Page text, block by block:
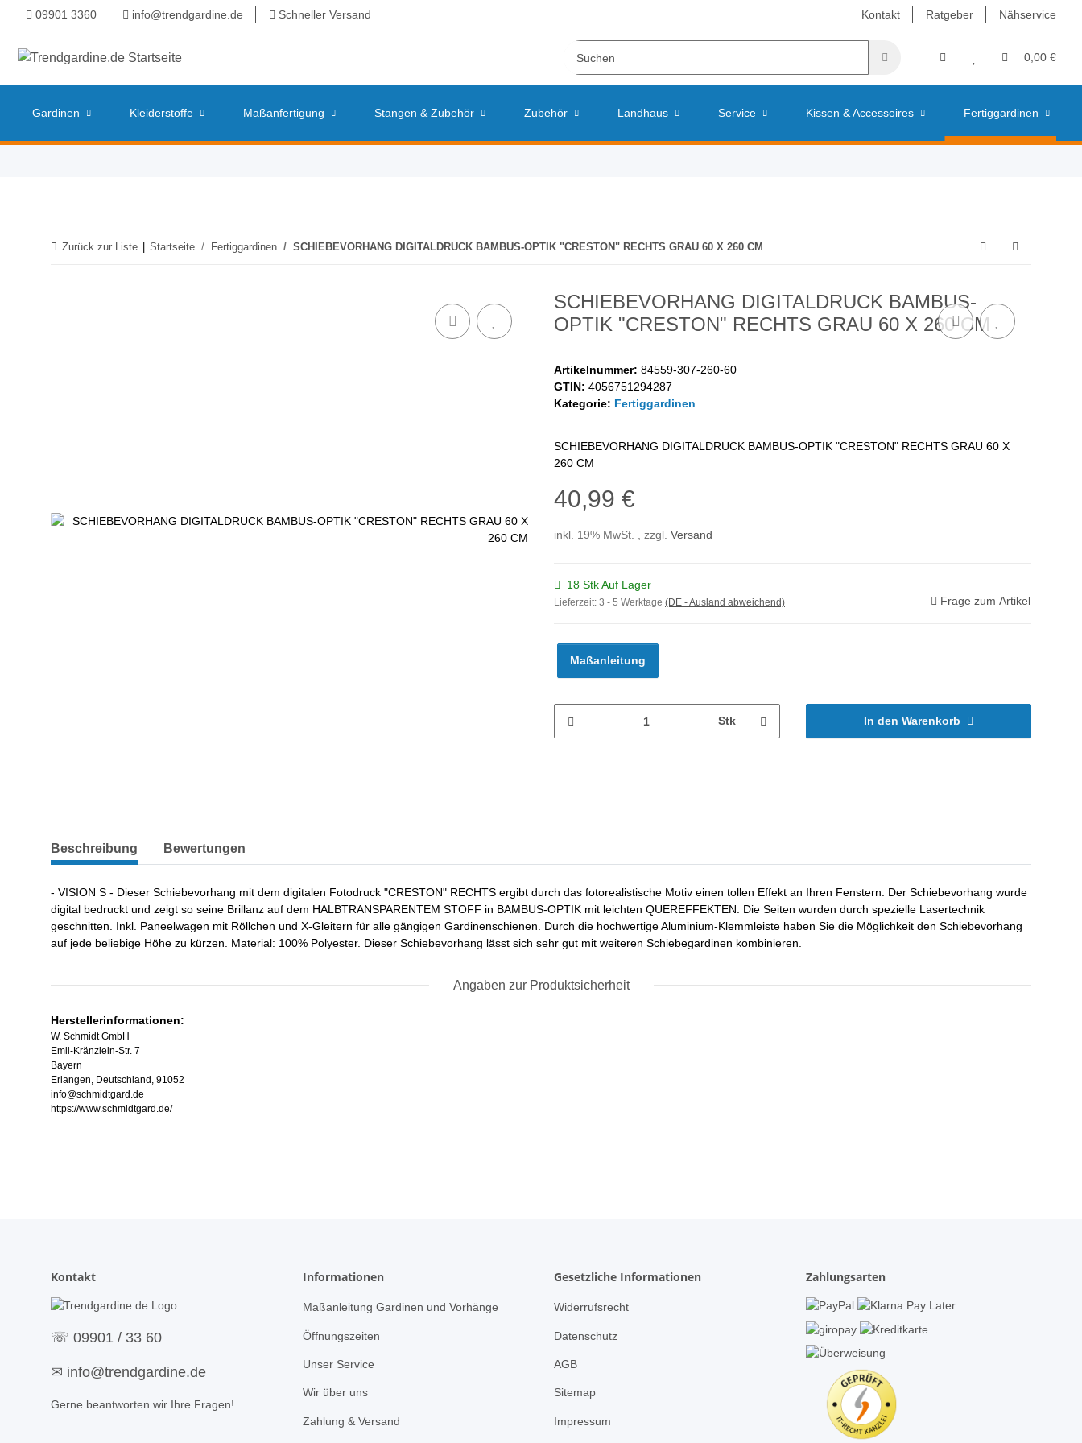
Kontakt Ratgeber Nähservice
09901 3360 info@trendgardine.de Schneller Versand
0,00 €
Gardinen Kleiderstoffe Maßanfertigung Stangen & Zubehör Zubehör Landhaus Service Kissen & Accessoires Fertiggardinen
Zurück zur Liste Startseite Fertiggardinen SCHIEBEVORHANG DIGITALDRUCK BAMBUS-OPTIK "CRESTON" RECHTS GRAU 60 X 260 CM
SCHIEBEVORHANG DIGITALDRUCK BAMBUS-
OPTIK "CRESTON" RECHTS GRAU 60 X 260 CM
Artikelnummer: 84559-307-260-60
GTIN: 4056751294287
Kategorie: Fertiggardinen
SCHIEBEVORHANG DIGITALDRUCK BAMBUS-OPTIK "CRESTON" RECHTS GRAU 60 X
260 CM
40,99 €
inkl. 19% MwSt. , zzgl. Versand
18 Stk Auf Lager
Lieferzeit: 3 - 5 Werktage (DE - Ausland abweichend) Frage zum Artikel
Maßanleitung
Stk In den Warenkorb
Beschreibung Bewertungen
- VISION S - Dieser Schiebevorhang mit dem digitalen Fotodruck "CRESTON" RECHTS ergibt durch das fotorealistische Motiv einen tollen Effekt an Ihren Fenstern. Der Schiebevorhang wurde
digital bedruckt und zeigt so seine Brillanz auf dem HALBTRANSPARENTEM STOFF in BAMBUS-OPTIK mit leichten QUEREFFEKTEN. Die Seiten wurden durch spezielle Lasertechnik
geschnitten. Inkl. Paneelwagen mit Röllchen und X-Gleitern für alle gängigen Gardinenschienen. Durch die hochwertige Aluminium-Klemmleiste haben Sie die Möglichkeit den Schiebevorhang
auf jede beliebige Höhe zu kürzen. Material: 100% Polyester. Dieser Schiebevorhang lässt sich sehr gut mit weiteren Schiebegardinen kombinieren.
Angaben zur Produktsicherheit
Herstellerinformationen:
W. Schmidt GmbH
Emil-Kränzlein-Str. 7
Bayern
Erlangen, Deutschland, 91052
info@schmidtgard.de
https://www.schmidtgard.de/
Kontakt
☏ 09901 / 33 60
✉ info@trendgardine.de
Gerne beantworten wir Ihre Fragen!
Informationen
Maßanleitung Gardinen und Vorhänge
Öffnungszeiten
Unser Service
Wir über uns
Zahlung & Versand
Gesetzliche Informationen
Widerrufsrecht
Datenschutz
AGB
Sitemap
Impressum
Zahlungsarten